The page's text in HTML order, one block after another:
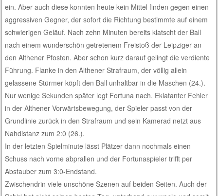
ein. Aber auch diese konnten heute kein Mittel finden gegen einen
aggressiven Gegner, der sofort die Richtung bestimmte auf einem
schwierigen Geläuf. Nach zehn Minuten bereits klatscht der Ball
nach einem wunderschön getretenem Freistoß der Leipziger an
den Althener Pfosten. Aber schon kurz darauf gelingt die verdiente
Führung. Flanke in den Althener Strafraum, der völlig allein
gelassene Stürmer köpft den Ball unhaltbar in die Maschen (24.).
Nur wenige Sekunden später legt Fortuna nach. Eklatanter Fehler
in der Althener Vorwärtsbewegung, der Spieler passt von der
Grundlinie zurück in den Strafraum und sein Kamerad netzt aus
Nahdistanz zum 2:0 (26.).
In der letzten Spielminute lässt Plätzer dann nochmals einen
Schuss nach vorne abprallen und der Fortunaspieler trifft per
Abstauber zum 3:0-Endstand.
Zwischendrin viele unschöne Szenen auf beiden Seiten. Auch der